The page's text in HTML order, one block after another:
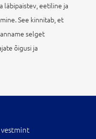
läbipaistev, eetiline ja
See kinnitab, et
selget
õigusi ja
vestmint